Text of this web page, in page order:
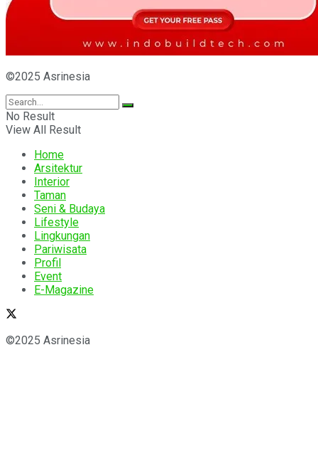
©2025 Asrinesia
No Result
View All Result
Home
Arsitektur
Interior
Taman
Seni & Budaya
Lifestyle
Lingkungan
Pariwisata
Profil
Event
E-Magazine
©2025 Asrinesia